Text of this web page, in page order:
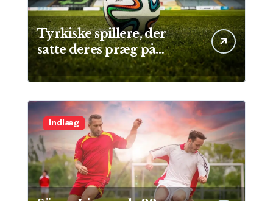
Tyrkiske spillere, der
satte deres præg på
Champions League
Indlæg